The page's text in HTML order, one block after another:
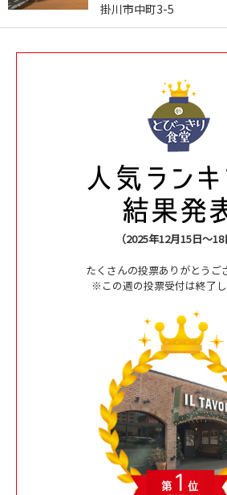
（2025年12月15日～18
たくさんの投票ありがとうご
※この週の投票受付は終了
掛川市中町3-5